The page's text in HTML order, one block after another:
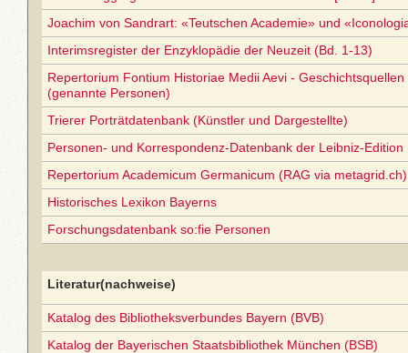
Joachim von Sandrart: «Teutschen Academie» und
Interimsregister der Enzyklopädie der Neuzeit (Bd. 1-13)
Repertorium Fontium Historiae Medii Aevi -
(genannte Personen)
Trierer Porträtdatenbank (Künstler und Dargestellte)
Personen- und Korrespondenz-Datenbank der Leibniz-Edition
Repertorium Academicum Germanicum (RAG via
Historisches Lexikon Bayerns
Forschungsdatenbank so:fie Personen
Literatur(nachweise)
Katalog des Bibliotheksverbundes Bayern (BVB)
Katalog der Bayerischen Staatsbibliothek München (BSB)